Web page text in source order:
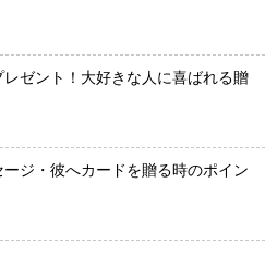
ゼント！大好きな人に喜ばれる贈
ジ・彼へカードを贈る時のポイン